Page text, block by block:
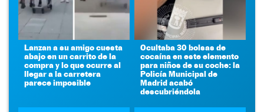
Lanzan a su amigo cuesta
abajo en un carrito de la
compra y lo que ocurre al
llegar a la carretera
parece imposible
Ocultaba 30 bolsas de
cocaína en este elemento
para niños de su coche: la
Policía Municipal de
Madrid acabó
descubriéndola